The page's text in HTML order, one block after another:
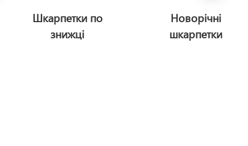
Шкарпетки по
знижці
Новорічні
шкарпетки